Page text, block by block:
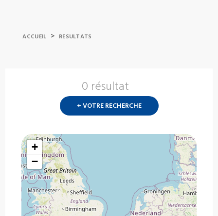
ACCUEIL > RESULTATS
0 résultat
+ VOTRE RECHERCHE
+
−